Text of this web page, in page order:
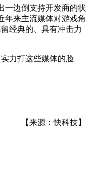
一边倒支持开发商的状
年来主流媒体对游戏角
经典的、具有冲击力
力打这些媒体的脸
【来源：快科技】